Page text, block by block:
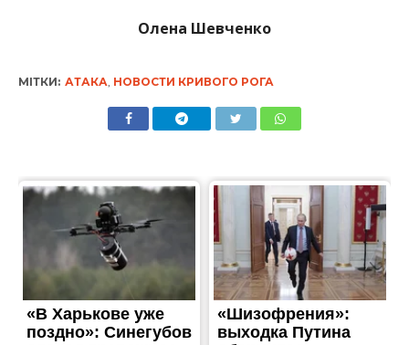
Олена Шевченко
МІТКИ: АТАКА, НОВОСТИ КРИВОГО РОГА